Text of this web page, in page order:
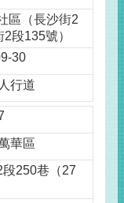
區（長沙街2
段135號）
30
行道
華區
250巷（27